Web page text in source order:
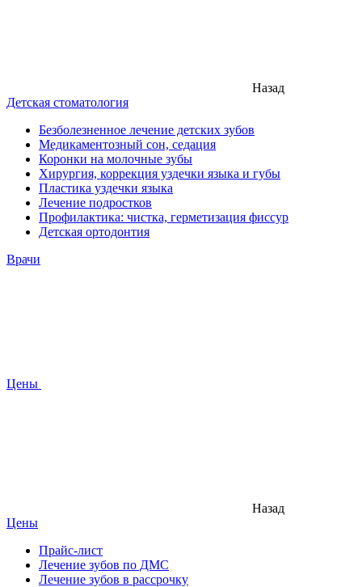
Назад
Детская стоматология
Безболезненное лечение детских зубов
Медикаментозный сон, седация
Коронки на молочные зубы
Хирургия, коррекция уздечки языка и губы
Пластика уздечки языка
Лечение подростков
Профилактика: чистка, герметизация фиссур
Детская ортодонтия
Врачи
Цены
Назад
Цены
Прайс-лист
Лечение зубов по ДМС
Лечение зубов в рассрочку